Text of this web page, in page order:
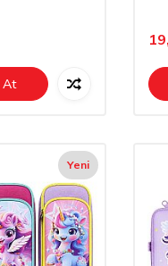
At
Yeni